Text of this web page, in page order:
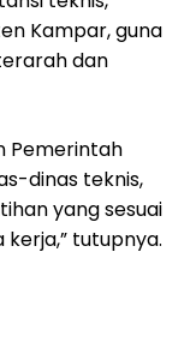
Kampar, guna
dan
Pemerintah
dinas teknis,
yang sesuai
tutupnya.